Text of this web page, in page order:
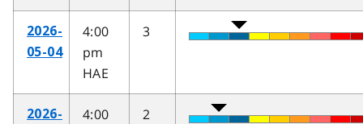
2026-
05-04
4:00
pm
HAE
3
2026-
4:00
2